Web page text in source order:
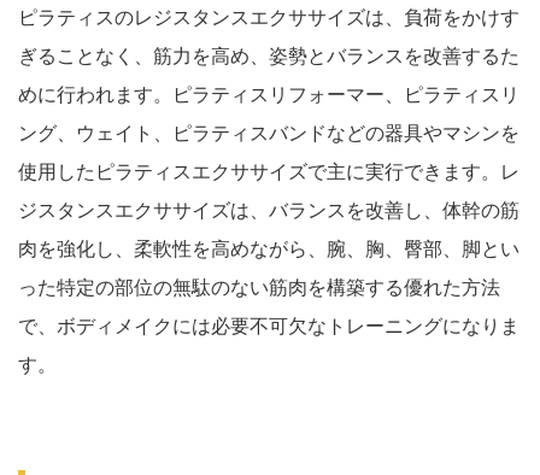
ピラティスのレジスタンスエクササイズは、負荷をかけす
ぎることなく、筋力を高め、姿勢とバランスを改善するた
めに行われます。ピラティスリフォーマー、ピラティスリ
ング、ウェイト、ピラティスバンドなどの器具やマシンを
使用したピラティスエクササイズで主に実行できます。レ
ジスタンスエクササイズは、バランスを改善し、体幹の筋
肉を強化し、柔軟性を高めながら、腕、胸、臀部、脚とい
った特定の部位の無駄のない筋肉を構築する優れた方法
で、ボディメイクには必要不可欠なトレーニングになりま
す。